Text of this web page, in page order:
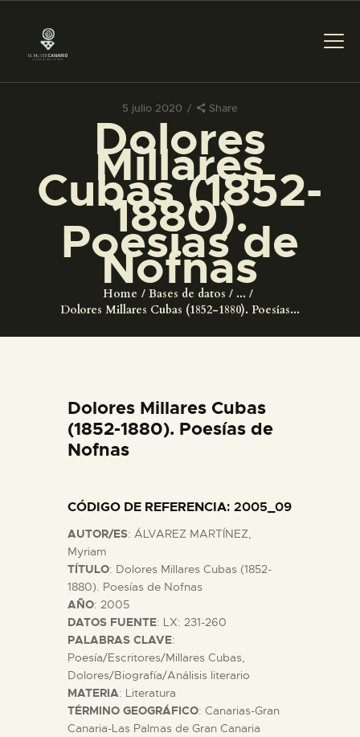
5 julio 2020 Share
Dolores
Millares
Cubas (1852-
1880).
Poesías de
Nofnas
Home Bases de datos
...
Dolores Millares Cubas (1852-1880). Poesías...
PREPARAR LA VISITA
ACTIVIDADES
█
EL MUSEO
ESPAÑOL
█
EL MUSEO
COLECCIONES
DIDÁCTICA
Dolores Millares Cubas
(1852-1880). Poesías de
Nofnas
CÓDIGO DE REFERENCIA: 2005_09
AUTOR/ES: ÁLVAREZ MARTÍNEZ,
Myriam
TÍTULO: Dolores Millares Cubas (1852-
1880). Poesías de Nofnas
AÑO: 2005
DATOS FUENTE: LX: 231-260
PALABRAS CLAVE:
Poesía/Escritores/Millares Cubas,
Dolores/Biografía/Análisis literario
MATERIA: Literatura
TÉRMINO GEOGRÁFICO: Canarias-Gran
Canaria-Las Palmas de Gran Canaria